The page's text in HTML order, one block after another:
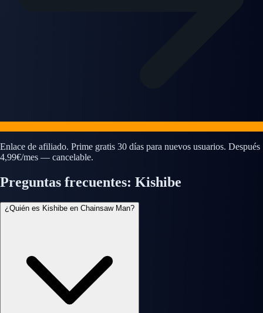
Enlace de afiliado. Prime gratis 30 días para nuevos usuarios. Después
4,99€/mes — cancelable.
Preguntas frecuentes: Kishibe
¿Quién es Kishibe en Chainsaw Man?